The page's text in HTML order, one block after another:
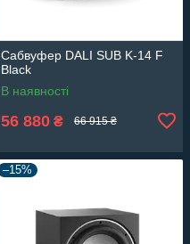
Сабвуфер DALI SUB K-14 F
Black
В наявності
56 880 ₴ 66 915 ₴
–15%